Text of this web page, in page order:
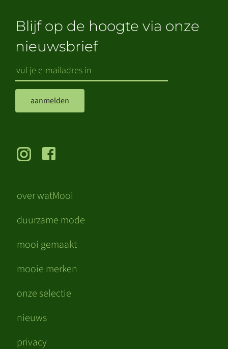
over watMooi
duurzame mode
mooi gemaakt
mooie merken
onze selectie
nieuws
privacy
Blijf op de hoogte via onze
nieuwsbrief
aanmelden